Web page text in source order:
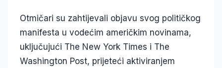
Otmičari su zahtijevali objavu svog političkog
manifesta u vodećim američkim novinama,
uključujući The New York Times i The
Washington Post, prijeteći aktiviranjem